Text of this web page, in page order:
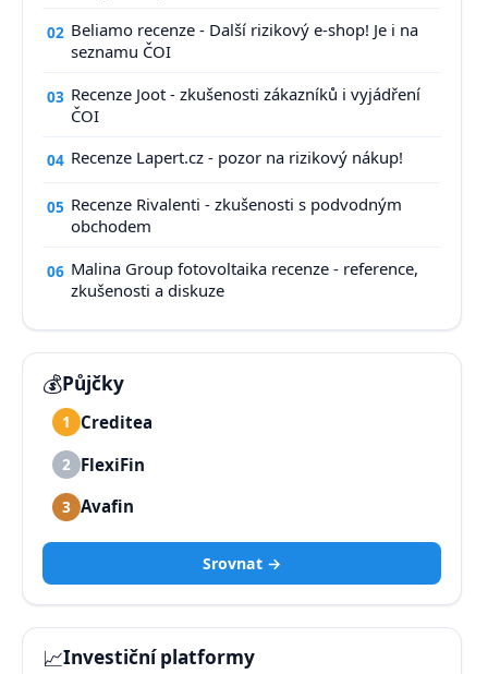
02 Beliamo recenze - Další rizikový e-shop! Je i na
seznamu ČOI
03 Recenze Joot - zkušenosti zákazníků i vyjádření
ČOI
04 Recenze Lapert.cz - pozor na rizikový nákup!
05 Recenze Rivalenti - zkušenosti s podvodným
obchodem
06 Malina Group fotovoltaika recenze - reference,
zkušenosti a diskuze
💰Půjčky
1 Creditea
2 FlexiFin
3 Avafin
Srovnat →
📈Investiční platformy